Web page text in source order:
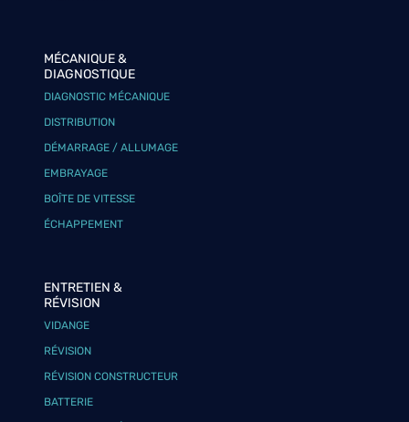
MÉCANIQUE &
DIAGNOSTIQUE
DIAGNOSTIC MÉCANIQUE
DISTRIBUTION
DÉMARRAGE / ALLUMAGE
EMBRAYAGE
BOÎTE DE VITESSE
ÉCHAPPEMENT
ENTRETIEN &
RÉVISION
VIDANGE
RÉVISION
RÉVISION CONSTRUCTEUR
BATTERIE